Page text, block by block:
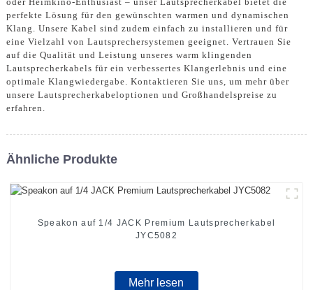
perfekte Lösung für den gewünschten warmen und dynamischen
Klang. Unsere Kabel sind zudem einfach zu installieren und für
eine Vielzahl von Lautsprechersystemen geeignet. Vertrauen Sie
auf die Qualität und Leistung unseres warm klingenden
Lautsprecherkabels für ein verbessertes Klangerlebnis und eine
optimale Klangwiedergabe. Kontaktieren Sie uns, um mehr über
unsere Lautsprecherkabeloptionen und Großhandelspreise zu
erfahren.
Ähnliche Produkte
Speakon auf 1/4 JACK Premium Lautsprecherkabel
JYC5082
Mehr lesen